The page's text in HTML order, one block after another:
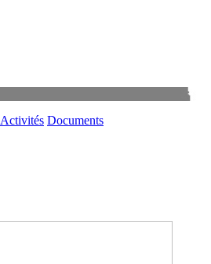
Activités Documents